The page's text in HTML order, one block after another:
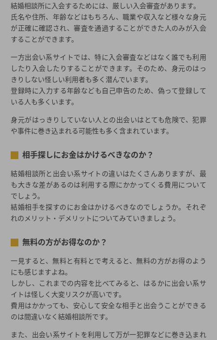
結婚相談所の会員数
会員数のカラクリ
会員数が結婚相談所の入会を決めるカギ?!
営業トークで見極められる！結婚相談所の持つ自信
結婚相談所がポピュラーになった理由
適正価格とは？
しつこい勧誘はないの？
3ヶ月以内に素敵な人と出会いたいなら結婚相談所がおすすめ
2026年春の最新キャンペーン
結婚相談所一覧から結婚相談所を探す
結婚相談所に入会するためには、厳しい入会審査があります。
氏名や住所、年齢などはもちろん、職業や収入など様々な身元
が正確に確認され、審査を通過することができた人のみが入会
することができます。
一方出会い系サイトでは、特に入会審査などはなく誰でも利用
したり入会したりすることができます。そのため、身元のはっ
きりしない怪しい利用者も多く潜んでいます。
登録時に入力する年齢なども自己申告のため、偽って登録して
いる人も多くいます。
身元がはっきりしていない人との出会いはとても危険で、犯罪
や事件に巻き込まれる可能性も多く含まれています。
相手探しにお金はかけるべきなのか？
結婚相談所と出会い系サイトの違いはたくさんありますが、最
も大きな差があるのは利用する際にかかってくる費用について
でしょう。
結婚相手を探すのにお金はかけるべきなのでしょうか。それぞ
れのメリット・デメリットについてみていきましょう。
無料の方がお得なのか？
一見すると、無料と有料とで考えると、無料の方がお得のよう
にも感じますよね。
しかし、これまでの内容を比べてみると、はるかに出会い系サ
イトは怪しく大変リスクが高いです。
費用はかかっても、安心して安全な相手と出会うことができる
のは間違いなく結婚相談所です。
また、出会い系サイトを利用して万が一犯罪などに巻き込まれ